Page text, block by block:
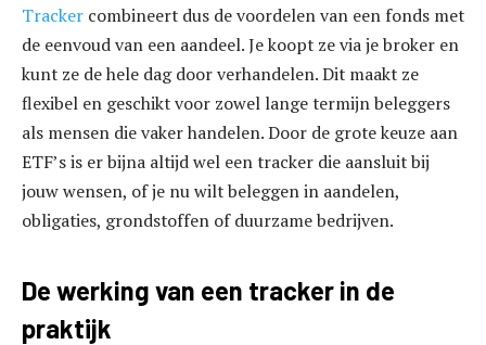
Tracker combineert dus de voordelen van een fonds met
de eenvoud van een aandeel. Je koopt ze via je broker en
kunt ze de hele dag door verhandelen. Dit maakt ze
flexibel en geschikt voor zowel lange termijn beleggers
als mensen die vaker handelen. Door de grote keuze aan
ETF’s is er bijna altijd wel een tracker die aansluit bij
jouw wensen, of je nu wilt beleggen in aandelen,
obligaties, grondstoffen of duurzame bedrijven.
De werking van een tracker in de
praktijk